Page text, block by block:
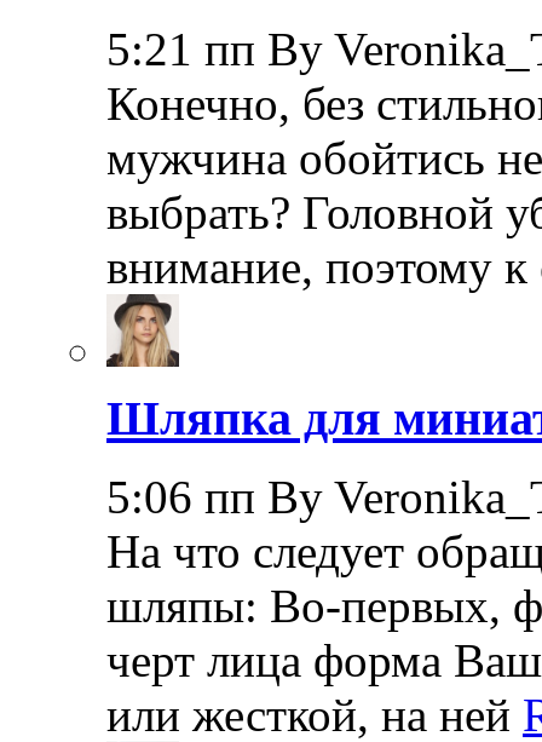
5:21 пп By
Конечно, без
мужчина обойтись
выбрать? Головной
внимание, поэтому к
Шляпка для
5:06 пп By
На что следует
шляпы: Во-первых,
черт лица форма
или жесткой, на ней